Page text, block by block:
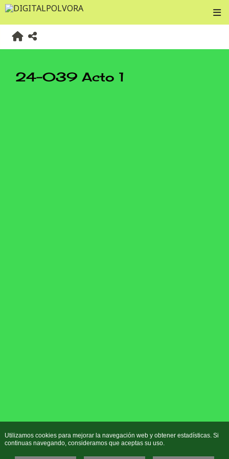
24-039 Acto 1
Utilizamos cookies para mejorar la navegación web y obtener estadísticas. Si
continuas navegando, consideramos que aceptas su uso.